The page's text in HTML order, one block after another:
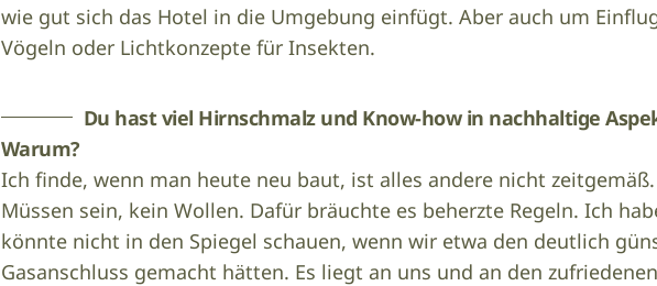
wie gut sich das Hotel in die Umgebung einfügt. Aber auch um
Vögeln oder Lichtkonzepte für Insekten.
Du hast viel Hirnschmalz und Know-how in nachhaltige
Warum?
Ich finde, wenn man heute neu baut, ist alles andere nicht
Müssen sein, kein Wollen. Dafür bräuchte es beherzte Regeln. Ich
könnte nicht in den Spiegel schauen, wenn wir etwa den deutlich
Gasanschluss gemacht hätten. Es liegt an uns und an den